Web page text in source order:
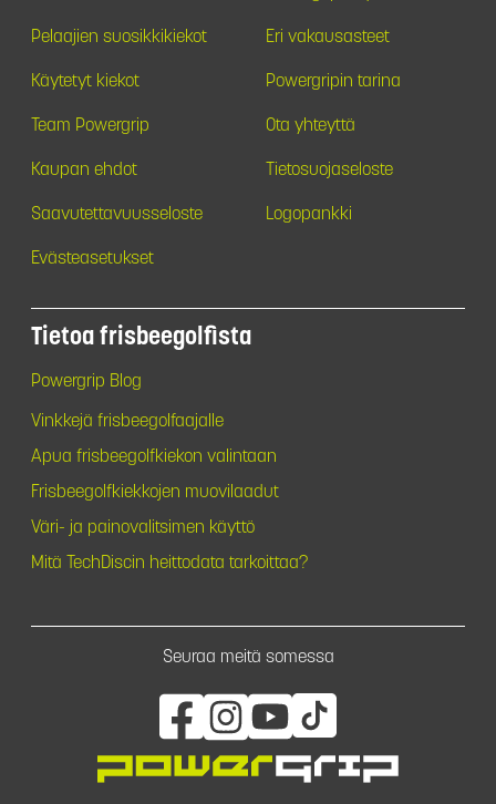
Pelaajien suosikkikiekot Eri vakausasteet
Käytetyt kiekot Powergripin tarina
Team Powergrip Ota yhteyttä
Kaupan ehdot Tietosuojaseloste
Saavutettavuusseloste Logopankki
Evästeasetukset
Tietoa frisbeegolfista
Powergrip Blog
Vinkkejä frisbeegolfaajalle
Apua frisbeegolfkiekon valintaan
Frisbeegolfkiekkojen muovilaadut
Väri- ja painovalitsimen käyttö
Mitä TechDiscin heittodata tarkoittaa?
Seuraa meitä somessa